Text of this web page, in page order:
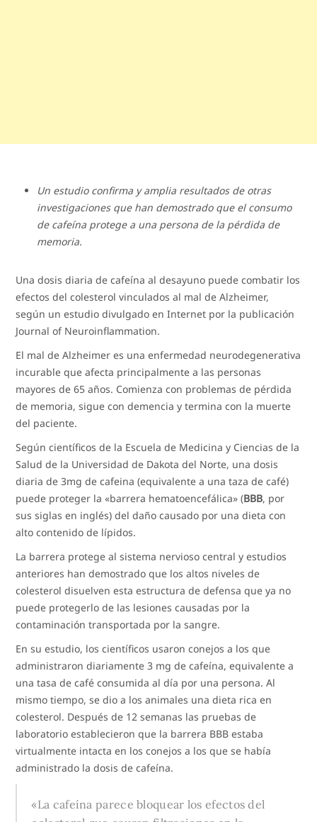
Un estudio confirma y amplia resultados de otras
investigaciones que han demostrado que el consumo
de cafeína protege a una persona de la pérdida de
memoria.
Una dosis diaria de cafeína al desayuno puede combatir los
efectos del colesterol vinculados al mal de Alzheimer,
según un estudio divulgado en Internet por la publicación
Journal of Neuroinflammation.
El mal de Alzheimer es una enfermedad neurodegenerativa
incurable que afecta principalmente a las personas
mayores de 65 años. Comienza con problemas de pérdida
de memoria, sigue con demencia y termina con la muerte
del paciente.
Según científicos de la Escuela de Medicina y Ciencias de la
Salud de la Universidad de Dakota del Norte, una dosis
diaria de 3mg de cafeina (equivalente a una taza de café)
puede proteger la «barrera hematoencefálica» (BBB, por
sus siglas en inglés) del daño causado por una dieta con
alto contenido de lípidos.
La barrera protege al sistema nervioso central y estudios
anteriores han demostrado que los altos niveles de
colesterol disuelven esta estructura de defensa que ya no
puede protegerlo de las lesiones causadas por la
contaminación transportada por la sangre.
En su estudio, los científicos usaron conejos a los que
administraron diariamente 3 mg de cafeína, equivalente a
una tasa de café consumida al día por una persona. Al
mismo tiempo, se dio a los animales una dieta rica en
colesterol. Después de 12 semanas las pruebas de
laboratorio establecieron que la barrera BBB estaba
virtualmente intacta en los conejos a los que se había
administrado la dosis de cafeína.
«La cafeína parece bloquear los efectos del